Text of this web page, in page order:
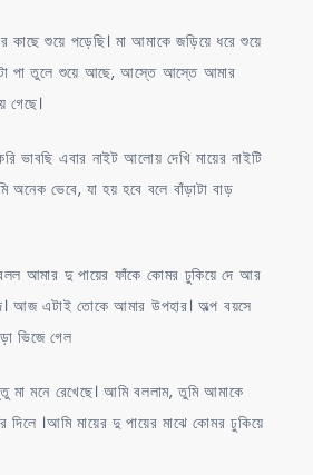
কাছে শুয়ে পড়েছি। মা আমাকে জড়িয়ে ধরে শুয়ে
পা তুলে শুয়ে আছে, আস্তে আস্তে আমার
গেছে।
ভাবছি এবার নাইট আলোয় দেখি মায়ের নাইটি
ভেবে, যা হয় হবে বলে বাঁড়াটা বাড়
বলল আমার দু পায়ের ফাঁকে কোমর ঢুকিয়ে দে আর
আজ এটাই তোকে আমার উপহার। অল্প বয়সে
ভিজে গেল
মনে রেখেছে। আমি বললাম, তুমি আমাকে
দিলে ।আমি মায়ের দু পায়ের মাঝে কোমর ঢুকিয়ে